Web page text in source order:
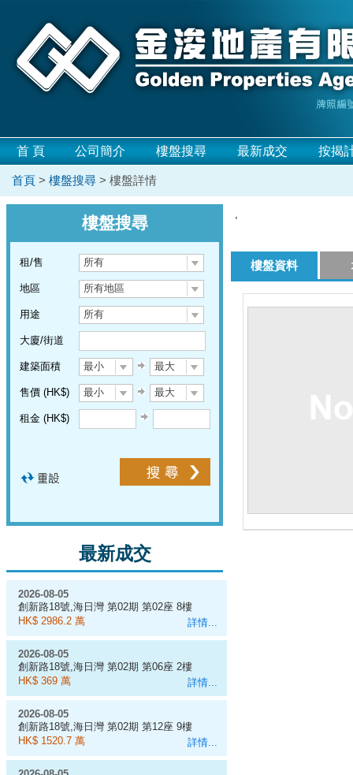
首 頁 公司簡介 樓盤搜尋 最新成交 按揭
首頁 > 樓盤搜尋 > 樓盤詳情
樓盤搜尋
租/售 所有
地區 所有地區
用途 所有
大廈/街道
建築面積 最小 最大
售價 (HK$) 最小 最大
租金 (HK$)
最新成交
詳情...
2026-08-05
創新路18號,海日灣 第02期 第02座 8樓
A室
HK$ 2986.2 萬
詳情...
2026-08-05
創新路18號,海日灣 第02期 第06座 2樓
C室
HK$ 369 萬
詳情...
2026-08-05
創新路18號,海日灣 第02期 第12座 9樓
D室
HK$ 1520.7 萬
,
樓盤資料